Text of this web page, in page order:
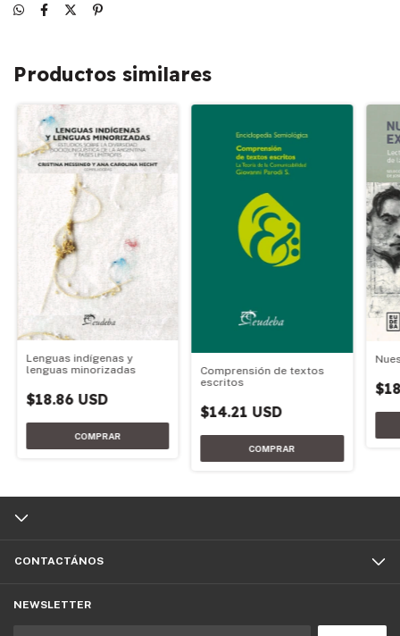
Productos similares
Lenguas indígenas y
lenguas minorizadas
$18.86 USD
Comprensión de textos
escritos
$14.21 USD
CONTACTÁNOS
NEWSLETTER